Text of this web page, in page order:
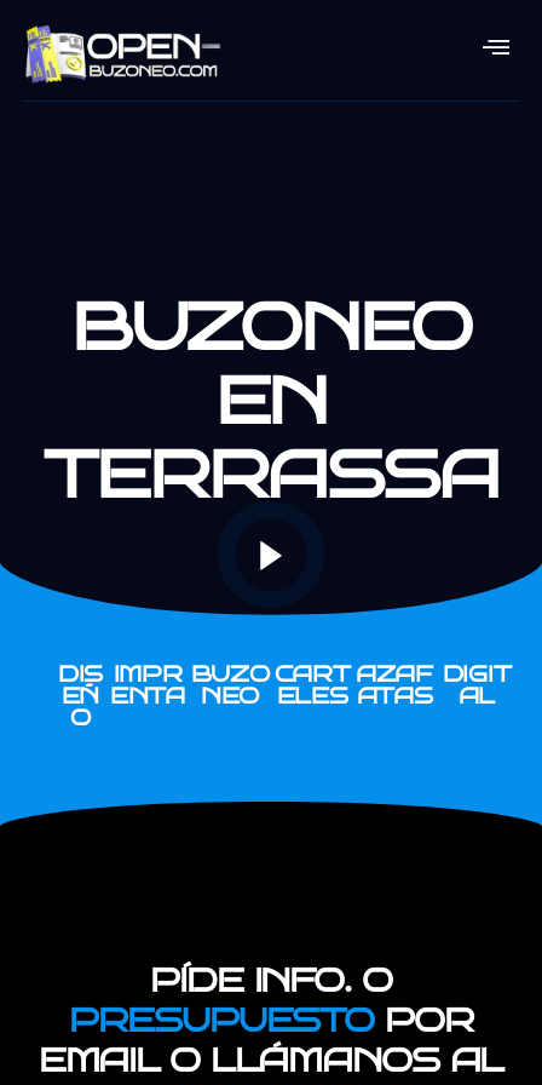
BUZONEO
EN
TERRASSA
DIS
EÑ
O
IMPR
ENTA
BUZO
NEO
CART
ELES
AZAF
ATAS
DIGIT
AL
PÍDE INFO. O
PRESUPUESTOPOR
EMAIL O LLÁMANOS AL